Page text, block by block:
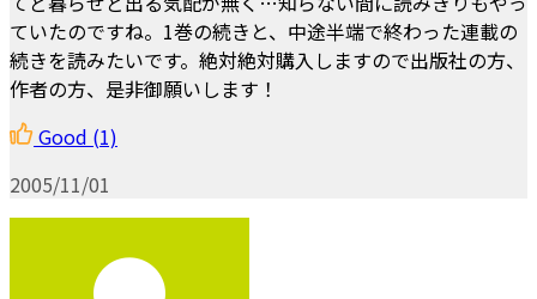
ていたのですね。1巻の続きと、中途半端で終わった連載の
続きを読みたいです。絶対絶対購入しますので出版社の方、
作者の方、是非御願いします！
Good (1)
2005/11/01